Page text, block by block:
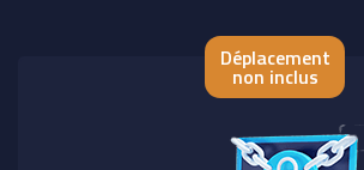
Déplacement
non inclus